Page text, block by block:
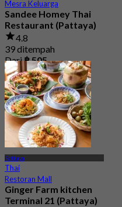
Mesra Keluarga
Sandee Homey Thai
Restaurant (Pattaya)
4.8
39 ditempah
Dari฿ 505
Pattaya
Thai
Restoran Mall
Ginger Farm kitchen
Terminal 21 (Pattaya)